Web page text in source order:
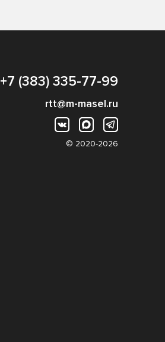
+7 (383) 335-77-99
rtt@m-masel.ru
© 2020-2026